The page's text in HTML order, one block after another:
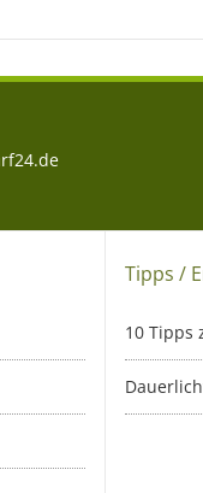
Tipps /
10 Tipps